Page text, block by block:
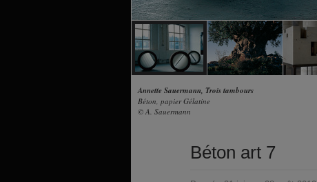
Annette Sauermann, Trois tambours
Béton, papier Gélatine
© A. Sauermann
Béton art 7